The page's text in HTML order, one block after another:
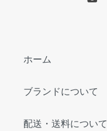
ホーム
ブランドについて
配送・送料について